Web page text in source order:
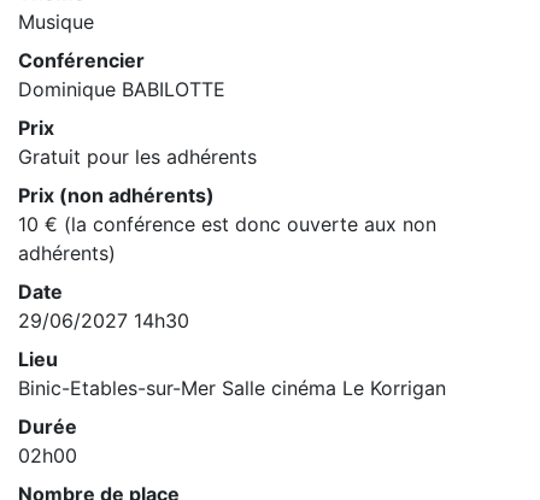
Musique
Conférencier
Dominique BABILOTTE
Prix
Gratuit pour les adhérents
Prix (non adhérents)
10 € (la conférence est donc ouverte aux non
adhérents)
Date
29/06/2027 14h30
Lieu
Binic-Etables-sur-Mer Salle cinéma Le Korrigan
Durée
02h00
Nombre de place